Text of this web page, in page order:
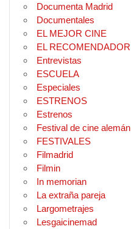
Documenta Madrid
Documentales
EL MEJOR CINE
EL RECOMENDADOR
Entrevistas
ESCUELA
Especiales
ESTRENOS
Estrenos
Festival de cine alemán
FESTIVALES
Filmadrid
Filmin
In memorian
La extraña pareja
Largometrajes
Lesgaicinemad